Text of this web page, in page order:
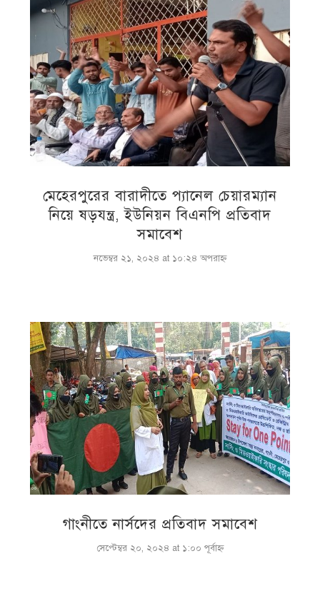
মেহেরপুরের বারাদীতে প্যানেল চেয়ারম্যান
নিয়ে ষড়যন্ত্র, ইউনিয়ন বিএনপি প্রতিবাদ
সমাবেশ
নভেম্বর ২১, ২০২৪ at ১০:২৪ অপরাহ্ণ
গাংনীতে নার্সদের প্রতিবাদ সমাবেশ
সেপ্টেম্বর ২০, ২০২৪ at ১:০০ পূর্বাহ্ণ